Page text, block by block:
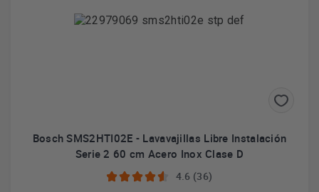
Bosch SMS2HTI02E - Lavavajillas Libre Instalación
Serie 2 60 cm Acero Inox Clase D
4.6 (36)